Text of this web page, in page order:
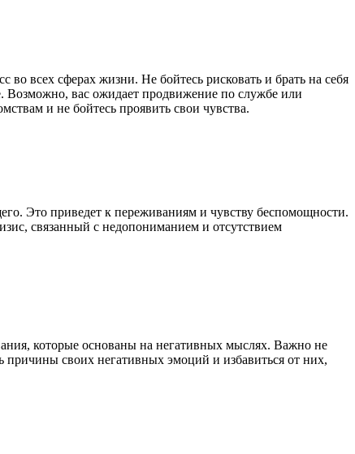
всех сферах жизни. Не бойтесь рисковать и брать на себя
Возможно, вас ожидает продвижение по службе или
и не бойтесь проявить свои чувства.
Это приведет к переживаниям и чувству беспомощности.
связанный с недопониманием и отсутствием
которые основаны на негативных мыслях. Важно не
причины своих негативных эмоций и избавиться от них,